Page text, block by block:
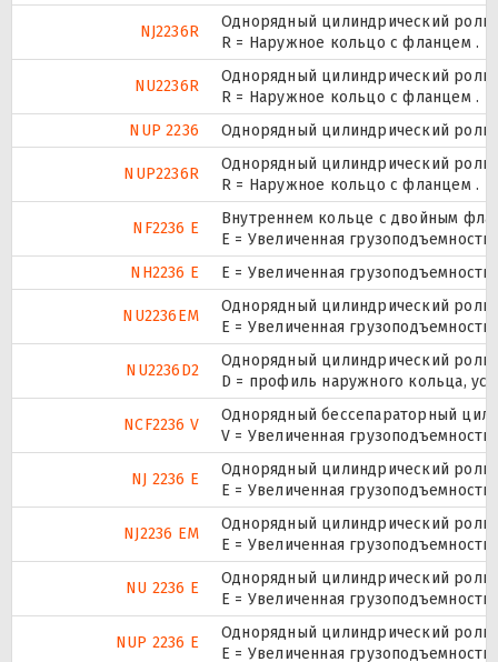
NJ2236R
Однорядный цилиндрический
R = Наружное кольцо с фланцем .
NU2236R
Однорядный цилиндрический
R = Наружное кольцо с фланцем .
NUP 2236
Однорядный цилиндрический
NUP2236R
Однорядный цилиндрический
R = Наружное кольцо с фланцем .
NF2236 E
Внутреннем кольце с двойным
Е = Увеличенная грузоподъемность.
NH2236 E
Е = Увеличенная грузоподъемность.
NU2236EM
Однорядный цилиндрический
E = Увеличенная
NU2236D2
Однорядный цилиндрический
D = профиль наружного кольца,
NCF2236 V
Однорядный бессепараторный
V = Увеличенная
NJ 2236 E
Однорядный цилиндрический
Е = Увеличенная грузоподъемность.
NJ2236 EM
Однорядный цилиндрический
E = Увеличенная
NU 2236 E
Однорядный цилиндрический
Е = Увеличенная грузоподъемность.
NUP 2236 E
Однорядный цилиндрический
Е = Увеличенная грузоподъемность.